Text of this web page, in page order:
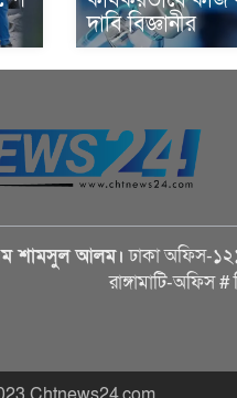
দাবি বিজ্ঞানীর
শামসুল আলম। ঢাকা অফিস-
রাঙ্গামাটি-অফিস #